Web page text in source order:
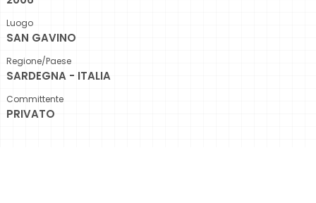
Luogo
SAN GAVINO
Regione/Paese
SARDEGNA - ITALIA
Committente
PRIVATO